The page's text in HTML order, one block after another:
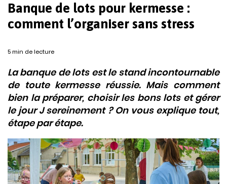
Banque de lots pour kermesse :
comment l’organiser sans stress
5 min de lecture
La banque de lots est le stand incontournable
de toute kermesse réussie. Mais comment
bien la préparer, choisir les bons lots et gérer
le jour J sereinement ? On vous explique tout,
étape par étape.